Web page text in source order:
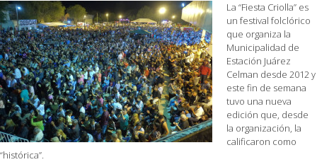
La “Fiesta Criolla” es
un festival folclórico
que organiza la
Municipalidad de
Estación Juárez
Celman desde 2012 y
este fin de semana
tuvo una nueva
edición que, desde
la organización, la
calificaron como
“histórica”.